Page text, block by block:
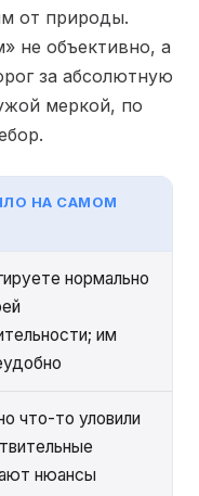
от природы.
не объективно, а
за абсолютную
меркой, по
НА САМОМ
нормально
им
что-то уловили
нюансы